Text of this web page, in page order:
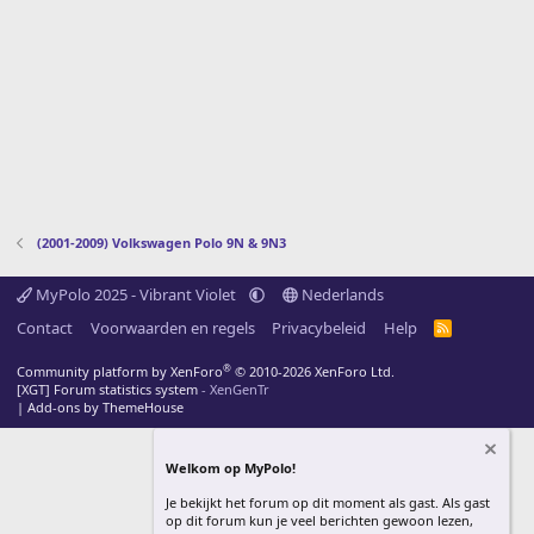
(2001-2009) Volkswagen Polo 9N & 9N3
MyPolo 2025 - Vibrant Violet
Nederlands
Contact
Voorwaarden en regels Privacybeleid Help
R
Community platform by XenForo® © 2010-2026 XenForo Ltd.
[XGT] Forum statistics system - XenGenTr
| Add-ons by ThemeHouse
Welkom op MyPolo!
Je bekijkt het forum op dit moment als gast. Als gast
op dit forum kun je veel berichten gewoon lezen,